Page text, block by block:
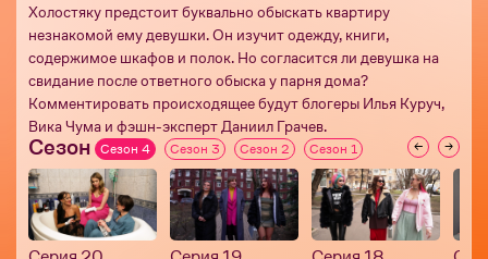
Холостяку предстоит буквально обыскать квартиру
незнакомой ему девушки. Он изучит одежду, книги,
содержимое шкафов и полок. Но согласится ли девушка на
свидание после ответного обыска у парня дома?
Комментировать происходящее будут блогеры Илья Куруч,
Вика Чума и фэшн-эксперт Даниил Грачев.
Сезон Сезон 4 Сезон 3 Сезон 2 Сезон 1